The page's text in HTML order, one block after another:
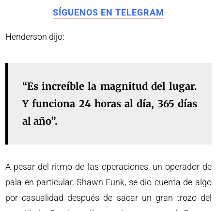
SÍGUENOS EN TELEGRAM
Henderson dijo:
“Es increíble la magnitud del lugar.
Y funciona 24 horas al día, 365 días
al año”.
A pesar del ritmo de las operaciones, un operador de
pala en particular, Shawn Funk, se dio cuenta de algo
por casualidad después de sacar un gran trozo del